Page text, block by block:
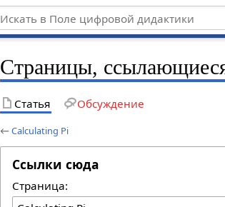
Страницы,
Статья Обсуждение
←Calculating Pi
Ссылки сюда
Страница: